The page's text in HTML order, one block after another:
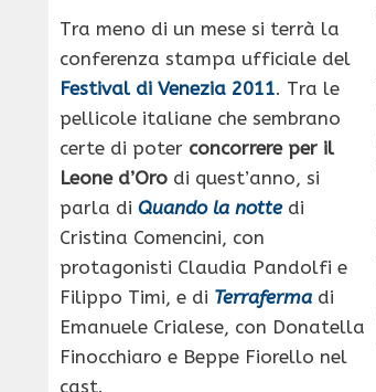
Tra meno di un mese si terrà la
conferenza stampa ufficiale del
Festival di Venezia 2011. Tra le
pellicole italiane che sembrano
certe di poter concorrere per il
Leone d’Oro di quest’anno, si
parla di Quando la nottedi
Cristina Comencini, con
protagonisti Claudia Pandolfi e
Filippo Timi, e di Terraferma di
Emanuele Crialese, con Donatella
Finocchiaro e Beppe Fiorello nel
cast.